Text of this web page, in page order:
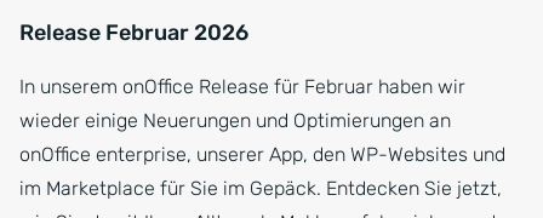
Release Februar 2026
In unserem onOffice Release für Februar haben wir
wieder einige Neuerungen und Optimierungen an
onOffice enterprise, unserer App, den WP-Websites und
im Marketplace für Sie im Gepäck. Entdecken Sie jetzt,